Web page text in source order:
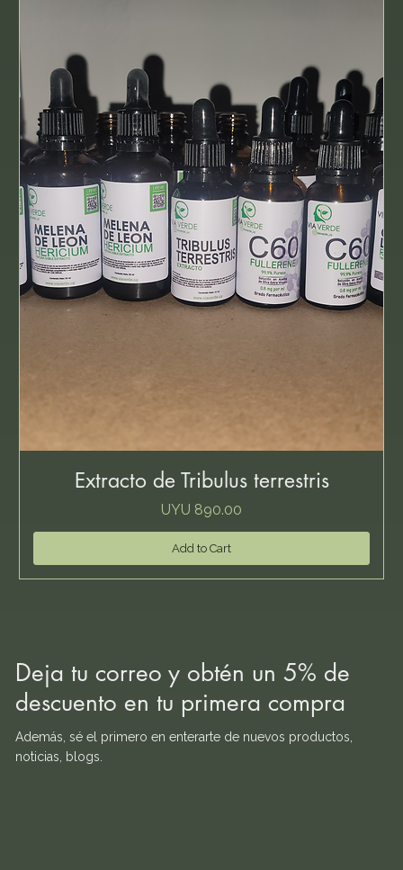
Extracto de Tribulus terrestris
Price
UYU 890.00
Add to Cart
Deja tu correo y obtén un 5% de
descuento en tu primera compra
Además, sé el primero en enterarte de nuevos productos,
noticias, blogs.